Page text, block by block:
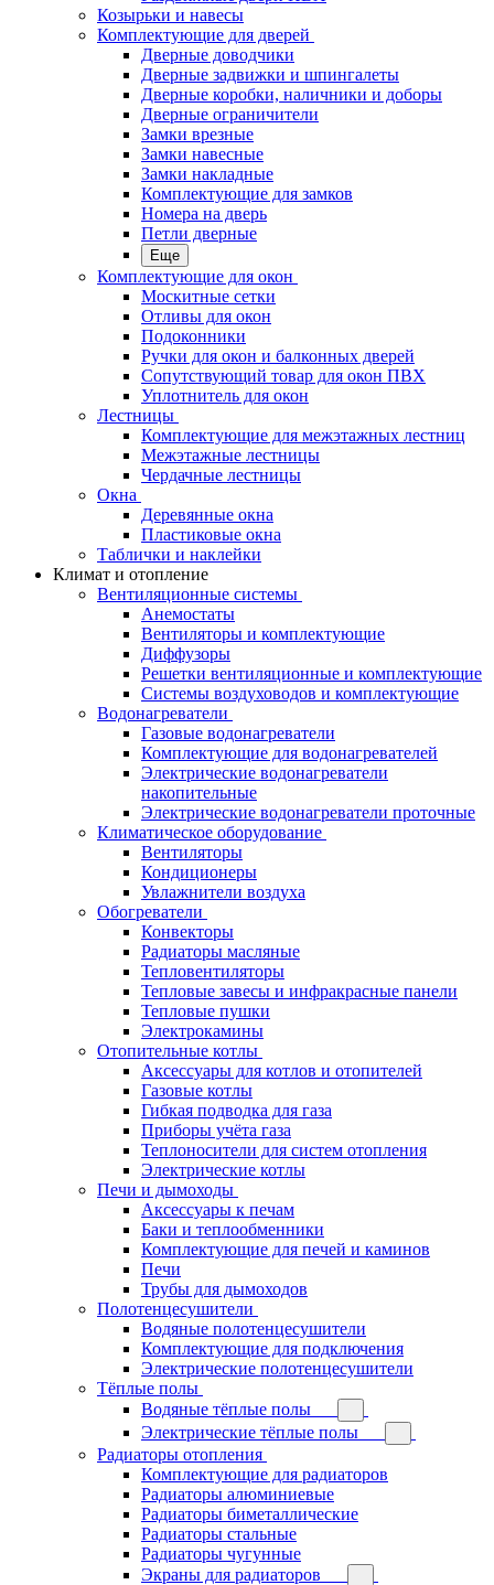
Козырьки и навесы
Комплектующие для дверей
Дверные доводчики
Дверные задвижки и шпингалеты
Дверные коробки, наличники и доборы
Дверные ограничители
Замки врезные
Замки навесные
Замки накладные
Комплектующие для замков
Номера на дверь
Петли дверные
Еще
Комплектующие для окон
Москитные сетки
Отливы для окон
Подоконники
Ручки для окон и балконных дверей
Сопутствующий товар для окон ПВХ
Уплотнитель для окон
Лестницы
Комплектующие для межэтажных лестниц
Межэтажные лестницы
Чердачные лестницы
Окна
Деревянные окна
Пластиковые окна
Таблички и наклейки
Климат и отопление
Вентиляционные системы
Анемостаты
Вентиляторы и комплектующие
Диффузоры
Решетки вентиляционные и комплектующие
Системы воздуховодов и комплектующие
Водонагреватели
Газовые водонагреватели
Комплектующие для водонагревателей
Электрические водонагреватели
накопительные
Электрические водонагреватели проточные
Климатическое оборудование
Вентиляторы
Кондиционеры
Увлажнители воздуха
Обогреватели
Конвекторы
Радиаторы масляные
Тепловентиляторы
Тепловые завесы и инфракрасные панели
Тепловые пушки
Электрокамины
Отопительные котлы
Аксессуары для котлов и отопителей
Газовые котлы
Гибкая подводка для газа
Приборы учёта газа
Теплоносители для систем отопления
Электрические котлы
Печи и дымоходы
Аксессуары к печам
Баки и теплообменники
Комплектующие для печей и каминов
Печи
Трубы для дымоходов
Полотенцесушители
Водяные полотенцесушители
Комплектующие для подключения
Электрические полотенцесушители
Тёплые полы
Водяные тёплые полы
Электрические тёплые полы
Радиаторы отопления
Комплектующие для радиаторов
Радиаторы алюминиевые
Радиаторы биметаллические
Радиаторы стальные
Радиаторы чугунные
Экраны для радиаторов